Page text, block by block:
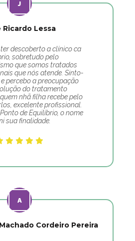
Ricardo Lessa
descoberto a clínico ca
sobretudo pelo
que somos tratados
que nós atende. Sinto-
percebo a preocupação
do tratamento
nhã filha recebe pelo
excelente profissional.
de Equilíbrio, o nome
sua finalidade.
Cordeiro Pereira